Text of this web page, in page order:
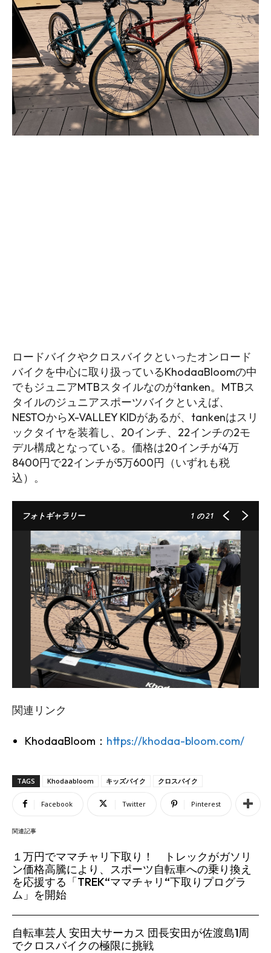
SEARCH...
ロードバイクやクロスバイクといったオンロード
バイクを中心に取り扱っているKhodaaBloomの中
でもジュニアMTBスタイルなのがtanken。MTBス
タイルのジュニアスポーツバイクといえば、
NESTOからX-VALLEY KIDがあるが、tankenはスリ
ックタイヤを装着し、20インチ、22インチの2モ
デル構成となっている。価格は20インチが4万
8400円で22インチが5万600円（いずれも税
込）。
フォトギャラリー 1 の 21
関連リンク
KhodaaBloom： https://khodaa-bloom.com/
TAGS Khodaabloom キッズバイク クロスバイク
Facebook Twitter Pinterest
関連記事
１万円でママチャリ下取り！ トレックがガソリ
ン価格高騰により、スポーツ自転車への乗り換え
を応援する「TREK“ママチャリ“下取りプログラ
ム」を開始
自転車芸人 安田大サーカス 団長安田が佐渡島1周
でクロスバイクの極限に挑戦